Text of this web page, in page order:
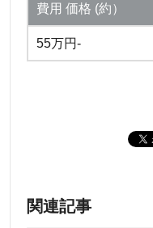
費用 価格 (約）
55万円-
関連記事